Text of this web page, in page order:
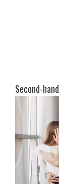
Second-hand